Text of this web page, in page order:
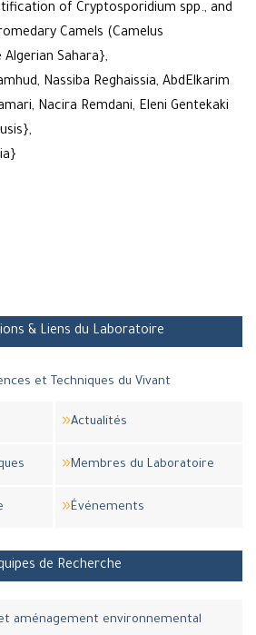
of Cryptosporidium spp., and
Camels (Camelus
Sahara},
Nassiba Reghaissia, AbdElkarim
Nacira Remdani, Eleni Gentekaki
& Liens du Laboratoire
et Techniques du Vivant
Actualités
Membres du Laboratoire
Événements
de Recherche
aménagement environnemental